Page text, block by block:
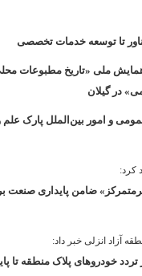
تا توسعه خدمات تخصصی
ملی «تاریخ مطبوعات محلی
در گیلان
و امور بین‌الملل پارک علم و
کرد:
ضامن پایداری صنعت
آزاد انزلی خبر داد:
خودروهای پلاک منطقه تا پایان